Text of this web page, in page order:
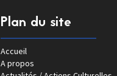
Plan du site
Accueil
A propos